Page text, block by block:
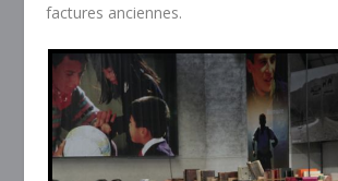
factures anciennes.